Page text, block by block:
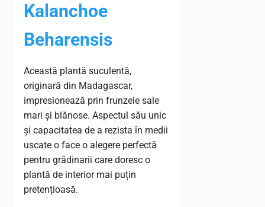
Kalanchoe
Beharensis
Această plantă suculentă,
originară din Madagascar,
impresionează prin frunzele sale
mari și blănose. Aspectul său unic
și capacitatea de a rezista în medii
uscate o face o alegere perfectă
pentru grădinarii care doresc o
plantă de interior mai puțin
pretențioasă.